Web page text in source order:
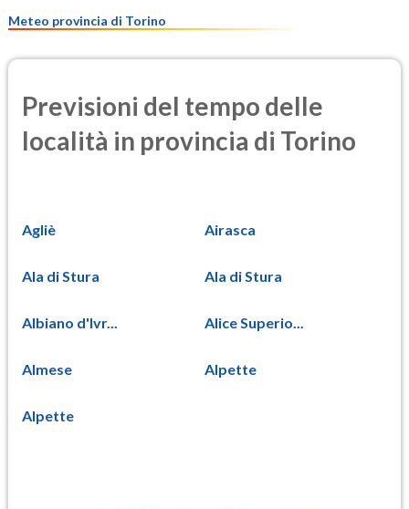
Meteo provincia di Torino
Previsioni del tempo delle
località in provincia di Torino
Agliè Airasca
Ala di Stura Ala di Stura
Albiano d'Ivr... Alice Superio...
Almese Alpette
Alpette